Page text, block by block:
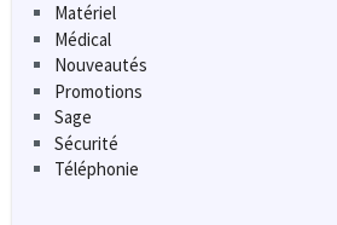
Matériel
Médical
Nouveautés
Promotions
Sage
Sécurité
Téléphonie